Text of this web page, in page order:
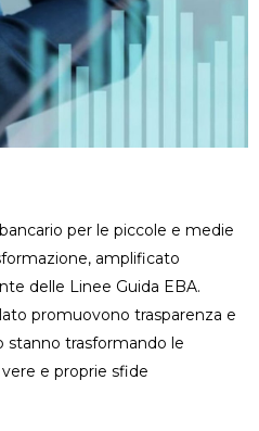
per le piccole e medie
amplificato
delle Linee Guida EBA.
promuovono trasparenza e
stanno trasformando le
e proprie sfide